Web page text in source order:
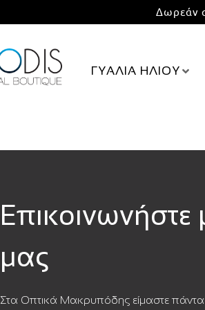
Δωρεάν
ΓΥΑΛΙΑ ΗΛΙΟΥ
Επικοινωνήστε
μας
Στα Οπτικά Μακρυπόδης είμαστε